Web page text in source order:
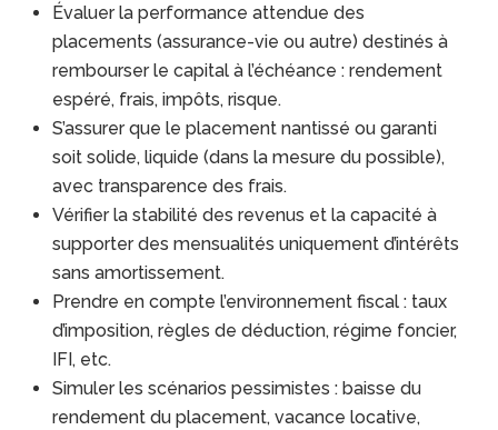
Évaluer la performance attendue des
placements (assurance-vie ou autre) destinés à
rembourser le capital à l’échéance : rendement
espéré, frais, impôts, risque.
S’assurer que le placement nantissé ou garanti
soit solide, liquide (dans la mesure du possible),
avec transparence des frais.
Vérifier la stabilité des revenus et la capacité à
supporter des mensualités uniquement d’intérêts
sans amortissement.
Prendre en compte l’environnement fiscal : taux
d’imposition, règles de déduction, régime foncier,
IFI, etc.
Simuler les scénarios pessimistes : baisse du
rendement du placement, vacance locative,